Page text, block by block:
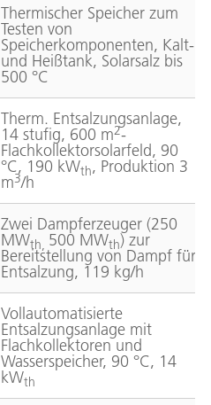
Thermischer Speicher zum
Testen von
Speicherkomponenten, Kalt-
und Heißtank, Solarsalz bis
500 °C
Therm. Entsalzungsanlage,
14 stufig, 600 m2-
Flachkollektorsolarfeld, 90
°C, 190 kWth, Produktion 3
m3/h
Zwei Dampferzeuger (250
MWth, 500 MWth) zur
Bereitstellung von Dampf für
Entsalzung, 119 kg/h
Vollautomatisierte
Entsalzungsanlage mit
Flachkollektoren und
Wasserspeicher, 90 °C, 14
kWth